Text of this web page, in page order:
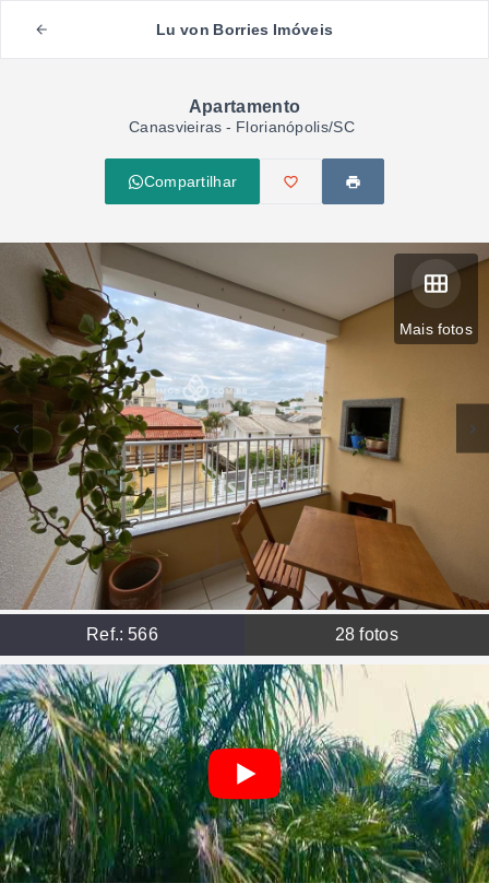
Lu von Borries Imóveis
Apartamento
Canasvieiras - Florianópolis/SC
Compartilhar
Mais fotos
Ref.:566 28 fotos